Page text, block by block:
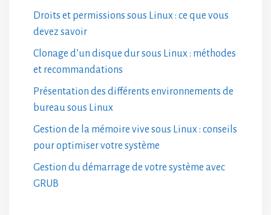
Droits et permissions sous Linux : ce que vous
devez savoir
Clonage d’un disque dur sous Linux : méthodes
et recommandations
Présentation des différents environnements de
bureau sous Linux
Gestion de la mémoire vive sous Linux : conseils
pour optimiser votre système
Gestion du démarrage de votre système avec
GRUB